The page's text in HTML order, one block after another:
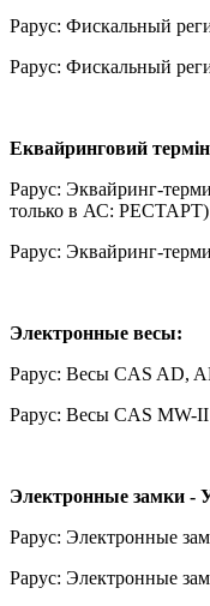
Рарус: Фискальный
Рарус: Фискальный
Еквайринговий
Рарус: Эквайринг-
только в АС: РЕСТАРТ)
Рарус: Эквайринг-
Электронные весы:
Рарус: Весы CAS AD,
Рарус: Весы CAS MW-II
Электронные замки
Рарус: Электронные
Рарус: Электронные